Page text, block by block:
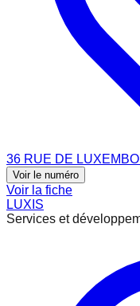
36 RUE DE
Voir le numéro
Voir la fiche
LUXIS
Services et